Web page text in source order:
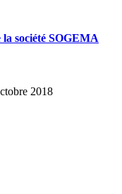
société SOGEMA
2018